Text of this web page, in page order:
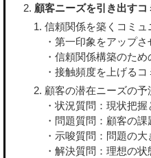
顧客ニーズを引き出す
信頼関係を築くコミ
・第一印象をアップさ
・信頼関係構築のた
・接触頻度を上げる
顧客の潜在ニーズの予
・状況質問：現状把
・問題質問：顧客の
・示唆質問：問題の
・解決質問：理想の